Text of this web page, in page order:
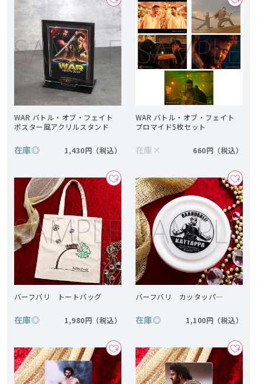
WAR バトル・オブ・フェイト
ポスター風アクリルスタンド
在庫◎ 1,430円
WAR バトル・オブ・フェイト
ブロマイド5枚セット
在庫 × 660円
バーフバリ トートバッグ
在庫◎ 1,980円
バーフバリ カッタッパ―
在庫◎ 1,100円